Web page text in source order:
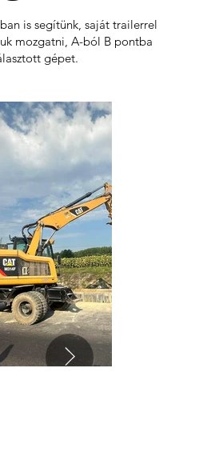
is segítünk, saját trailerrel
mozgatni, A-ból B pontba
gépet.